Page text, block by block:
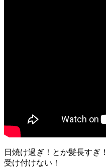
日焼け過ぎ！とか髪長すぎ
受け付けない！